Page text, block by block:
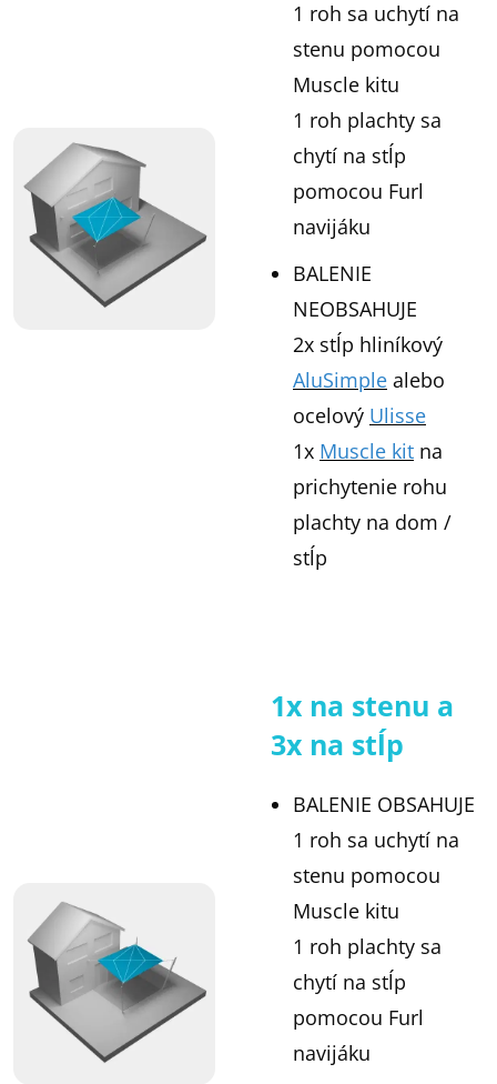
1 roh sa uchytí na
stenu pomocou
Muscle kitu
1 roh plachty sa
chytí na stĺp
pomocou Furl
navijáku
BALENIE
NEOBSAHUJE
2x stĺp hliníkový
AluSimple alebo
ocelový Ulisse
1x Muscle kit na
prichytenie rohu
plachty na dom /
stĺp
1x na stenu a
3x na stĺp
BALENIE OBSAHUJE
1 roh sa uchytí na
stenu pomocou
Muscle kitu
1 roh plachty sa
chytí na stĺp
pomocou Furl
navijáku